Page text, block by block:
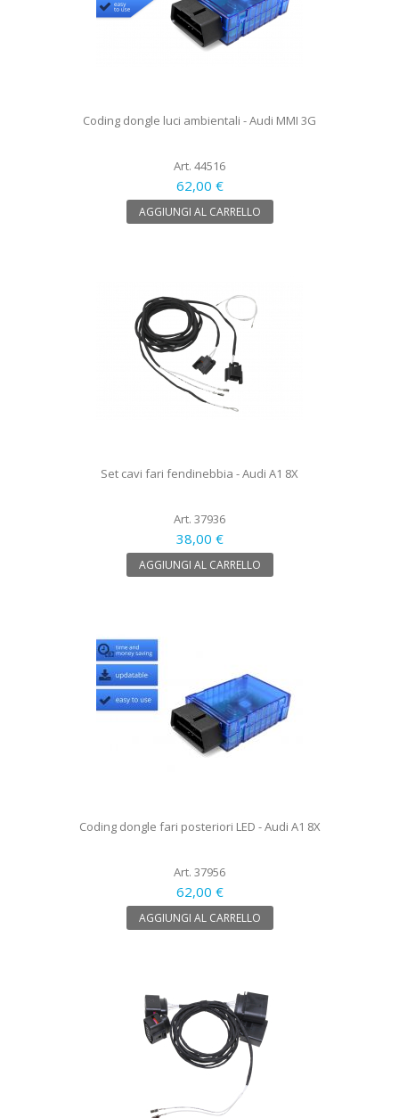
Coding dongle luci ambientali - Audi MMI 3G
Art. 44516
62,00 €
AGGIUNGI AL CARRELLO
Set cavi fari fendinebbia - Audi A1 8X
Art. 37936
38,00 €
AGGIUNGI AL CARRELLO
Coding dongle fari posteriori LED - Audi A1 8X
Art. 37956
62,00 €
AGGIUNGI AL CARRELLO